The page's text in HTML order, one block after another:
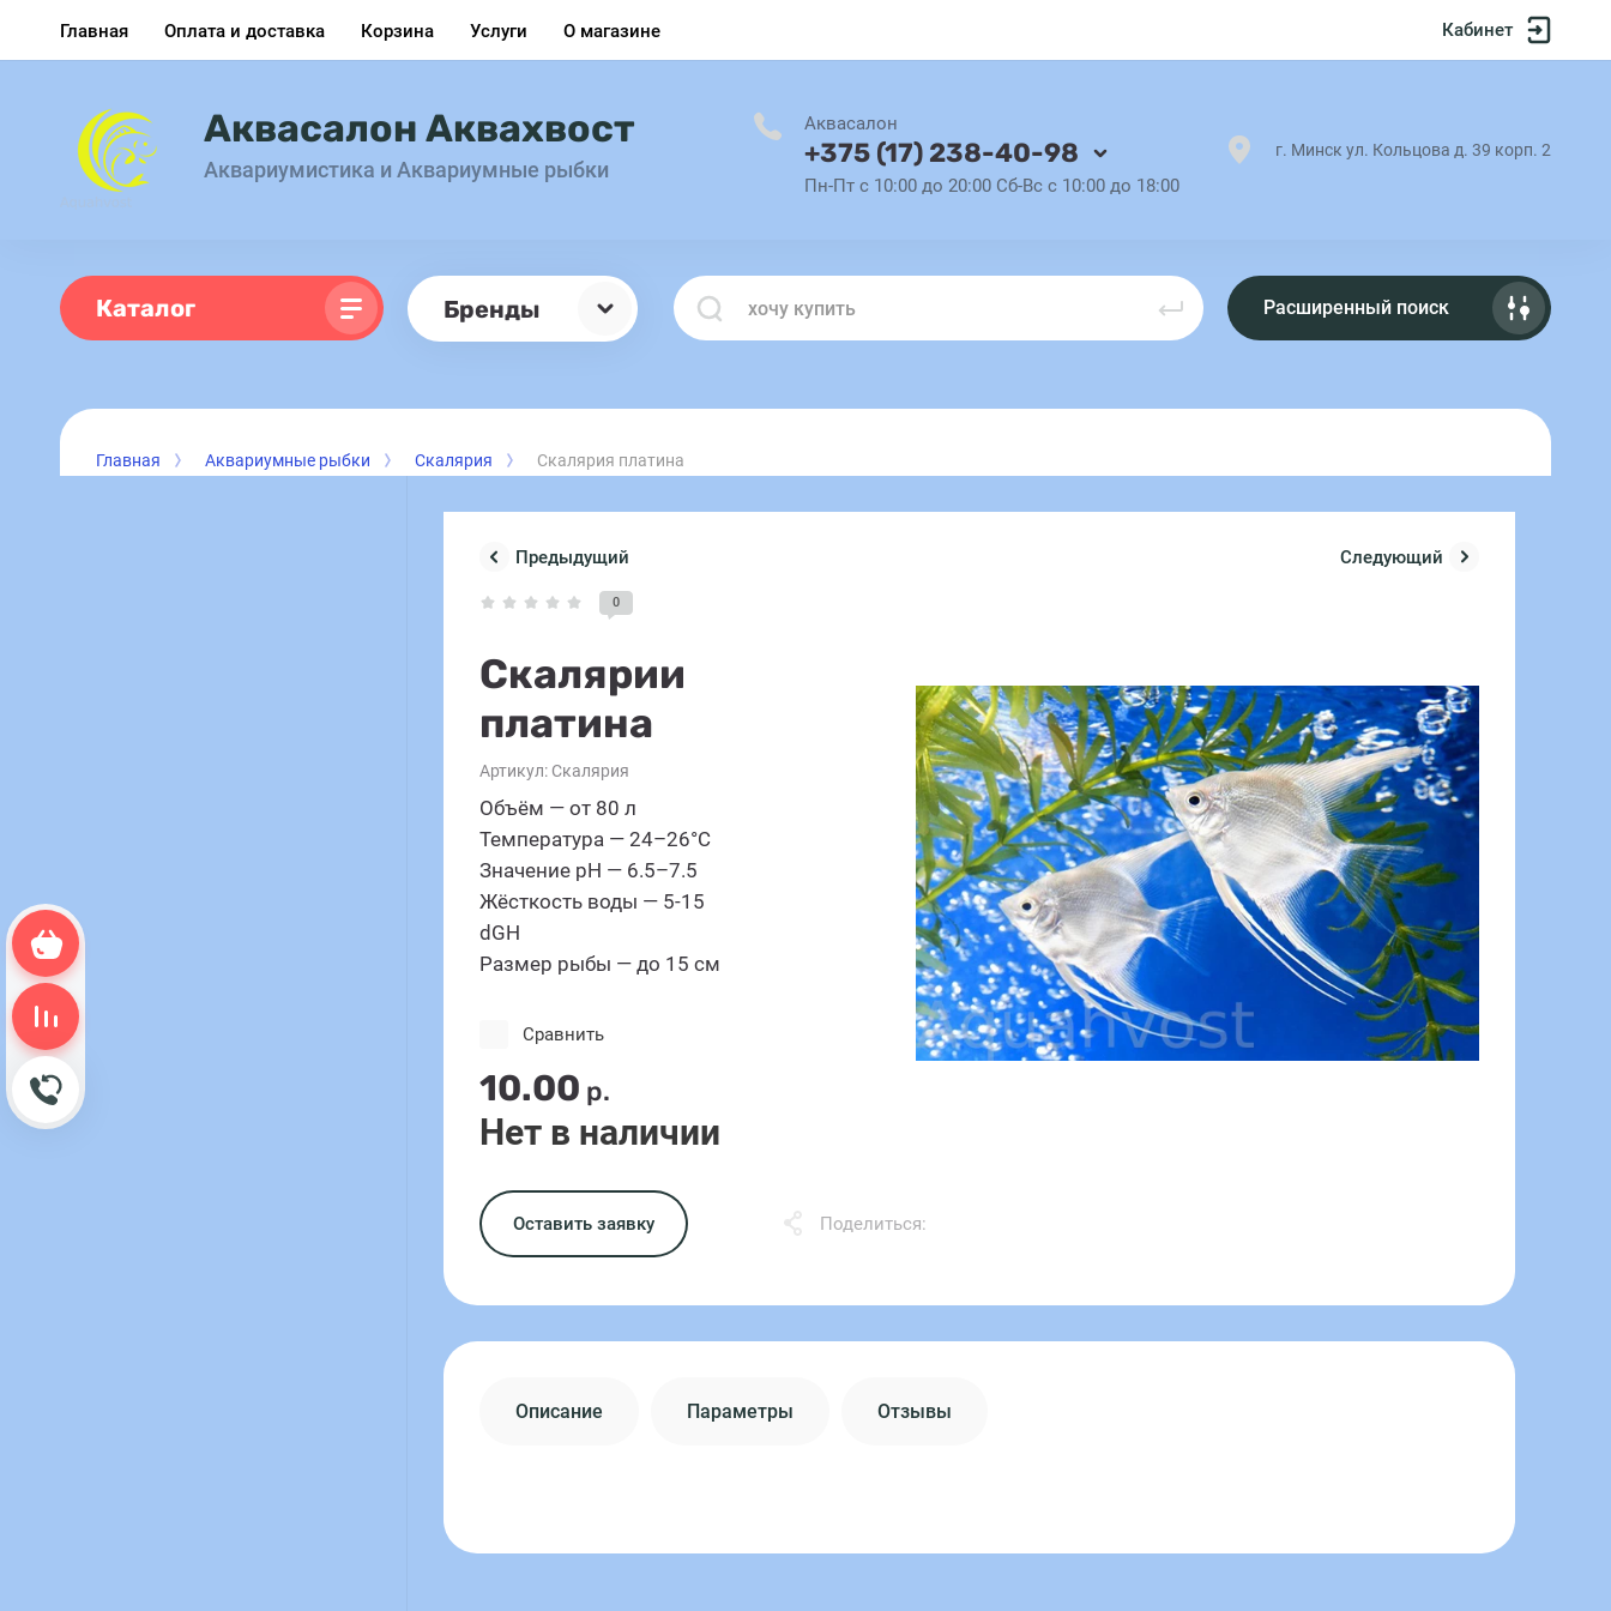
Корзина пуста
Обратный звонок
Главная Оплата и доставка Корзина Услуги О магазине Кабинет
Аквасалон Аквахвост
Аквариумистика и Аквариумные рыбки
Аквасалон
+375 (17) 238-40-98
Пн-Пт с 10:00 до 20:00 Сб-Вс с 10:00 до 18:00
г. Минск ул. Кольцова д. 39 корп. 2
Каталог Бренды Расширенный поиск
Главная Аквариумные рыбки Скалярия Скалярия платина
Предыдущий Следующий
0
Скалярии
платина
Артикул: Скалярия
Объём — от 80 л
Температура — 24–26°C
Значение pH — 6.5–7.5
Жёсткость воды — 5-15
dGH
Размер рыбы — до 15 см
10.00 р.
Нет в наличии
Сравнить
Оставить заявку Поделиться:
Описание Параметры Отзывы